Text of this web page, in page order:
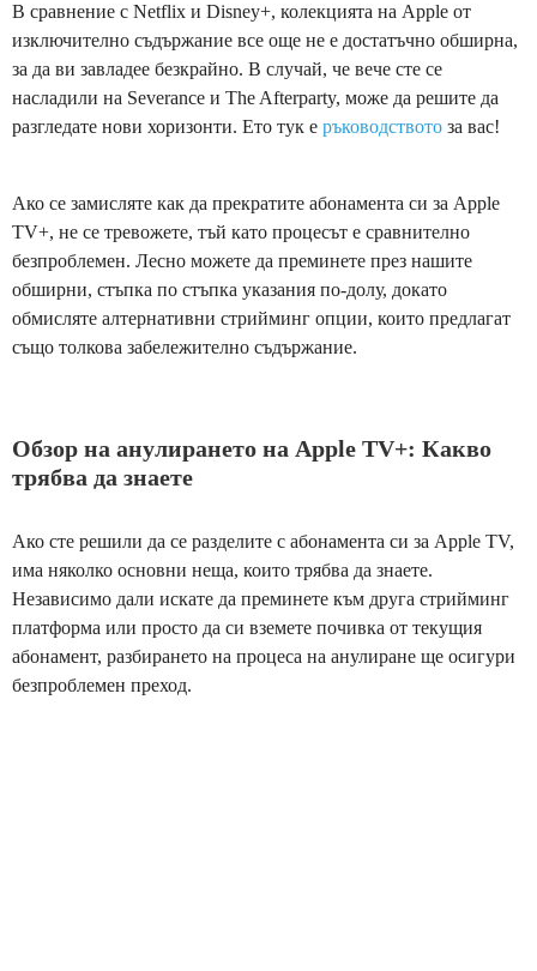
В сравнение с Netflix и Disney+, колекцията на Apple от
изключително съдържание все още не е достатъчно обширна,
за да ви завладее безкрайно. В случай, че вече сте се
насладили на Severance и The Afterparty, може да решите да
разгледате нови хоризонти. Ето тук е ръководството за вас!
Ако се замисляте как да прекратите абонамента си за Apple
TV+, не се тревожете, тъй като процесът е сравнително
безпроблемен. Лесно можете да преминете през нашите
обширни, стъпка по стъпка указания по-долу, докато
обмисляте алтернативни стрийминг опции, които предлагат
също толкова забележително съдържание.
Обзор на анулирането на Apple TV+: Какво
трябва да знаете
Ако сте решили да се разделите с абонамента си за Apple TV,
има няколко основни неща, които трябва да знаете.
Независимо дали искате да преминете към друга стрийминг
платформа или просто да си вземете почивка от текущия
абонамент, разбирането на процеса на анулиране ще осигури
безпроблемен преход.